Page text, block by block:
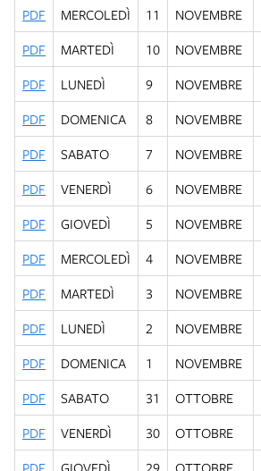
PDF
MERCOLEDÌ 11 NOVEMBRE
PDF
MARTEDÌ 10 NOVEMBRE
PDF
LUNEDÌ 9 NOVEMBRE
PDF
DOMENICA 8 NOVEMBRE
PDF
SABATO 7 NOVEMBRE
PDF
VENERDÌ 6 NOVEMBRE
PDF
GIOVEDÌ 5 NOVEMBRE
PDF
MERCOLEDÌ 4 NOVEMBRE
PDF
MARTEDÌ 3 NOVEMBRE
PDF
LUNEDÌ 2 NOVEMBRE
PDF
DOMENICA 1 NOVEMBRE
PDF
SABATO 31 OTTOBRE
PDF
VENERDÌ 30 OTTOBRE